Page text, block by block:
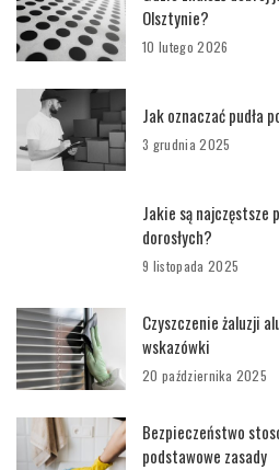
Olsztynie?
10 lutego 2026
Jak oznaczać pudła
3 grudnia 2025
Jakie są najczęstsze
dorosłych?
9 listopada 2025
Czyszczenie żaluzji
wskazówki
20 października 2025
Bezpieczeństwo
podstawowe zasady